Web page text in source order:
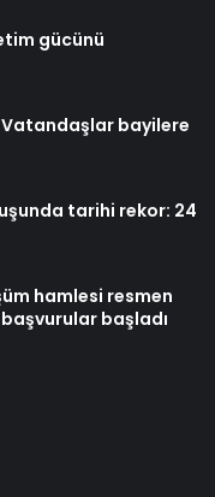
gücünü
Vatandaşlar bayilere
tarihi rekor: 24
hamlesi resmen
başvurular başladı